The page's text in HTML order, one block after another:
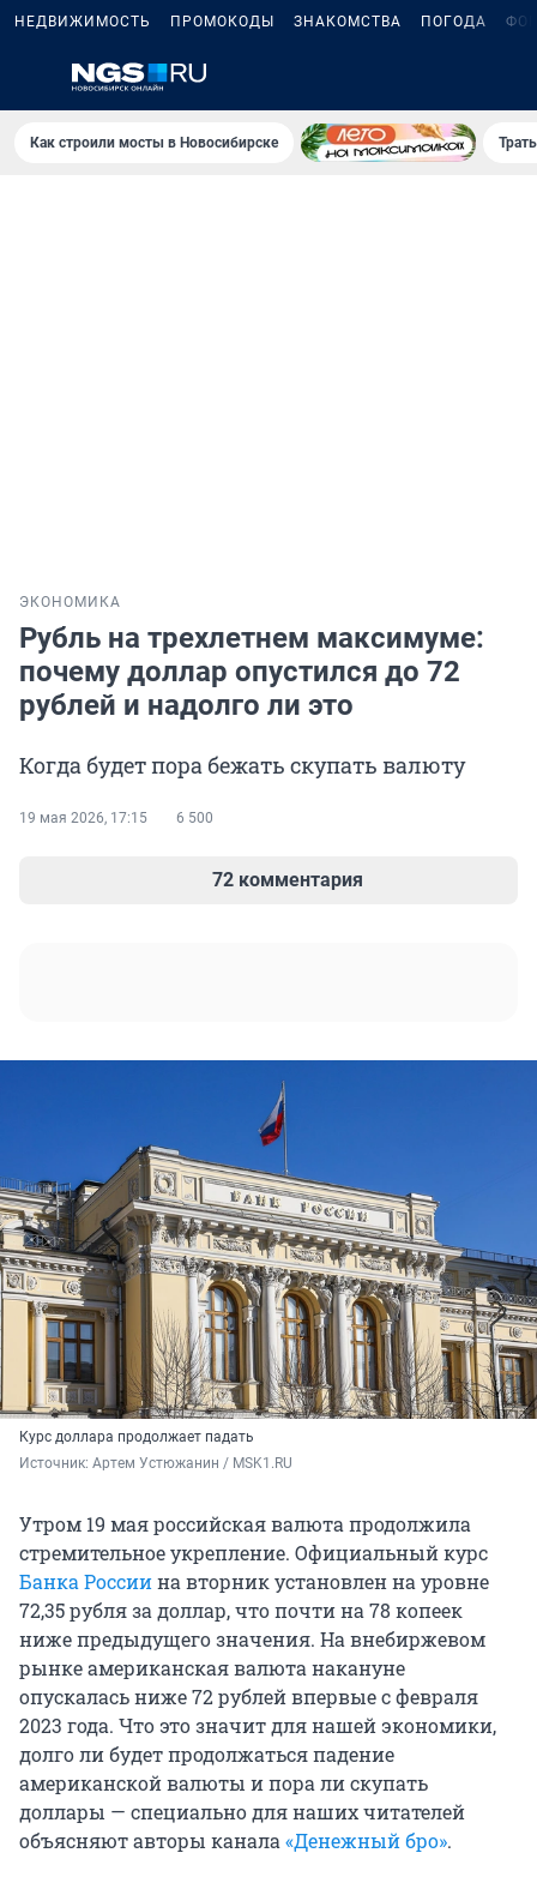
НЕДВИЖИМОСТЬ ПРОМОКОДЫ ЗНАКОМСТВА ПОГОДА
Как строили мосты в Новосибирске
ЭКОНОМИКА
Рубль на трехлетнем максимуме:
почему доллар опустился до 72
рублей и надолго ли это
Когда будет пора бежать скупать валюту
19 мая 2026, 17:15 6 500
72 комментария
Курс доллара продолжает падать
Источник: Артем Устюжанин / MSK1.RU
Утром 19 мая российская валюта продолжила
стремительное укрепление. Официальный курс
Банка Россиина вторник установлен на уровне
72,35рубля за доллар, что почти на78 копеек
ниже предыдущего значения. На внебиржевом
рынке американская валюта накануне
опускалась ниже72рублей впервые с февраля
2023 года. Что это значит для нашей экономики,
долго ли будет продолжаться падение
американской валюты и пора ли скупать
доллары — специально для наших читателей
объясняют авторы канала«Денежный бро».